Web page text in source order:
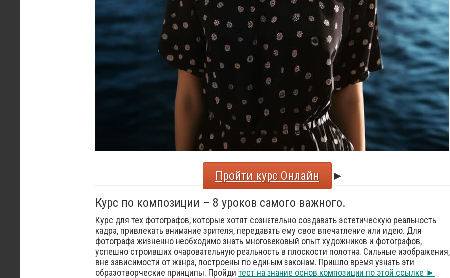
Пройти курс Онлайн
►
Курс по композиции – 8 уроков самого важного.
Курс для тех фотографов, которые хотят сознательно создавать эстетическую реальность
кадра, привлекать внимание зрителя, передавать ему свое впечатление или идею. Для
фотографа жизненно необходимо знать многовековый опыт художников и фотографов,
успешно строивших очаровательную реальность в плоскости полотна. Сильные изображения,
вне зависимости от жанра, построены по единым законам. Пришло время узнать эти
образотворческие принципы. Пройди тест на знание основ композиции по этой ссылке ►